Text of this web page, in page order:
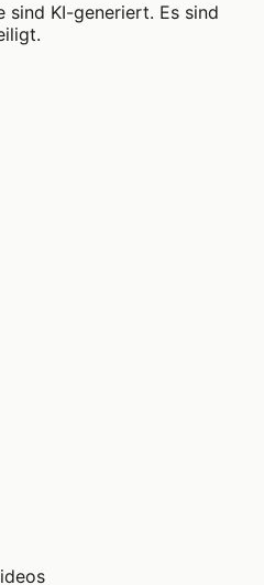
sind KI-generiert. Es sind